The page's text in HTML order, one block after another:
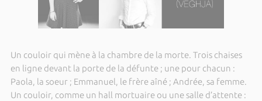
Un couloir qui mène à la chambre de la morte. Trois chaises
en ligne devant la porte de la défunte ; une pour chacun :
Paola, la soeur ; Emmanuel, le frère aîné ; Andrée, sa femme.
Un couloir, comme un hall mortuaire ou une salle d’attente :